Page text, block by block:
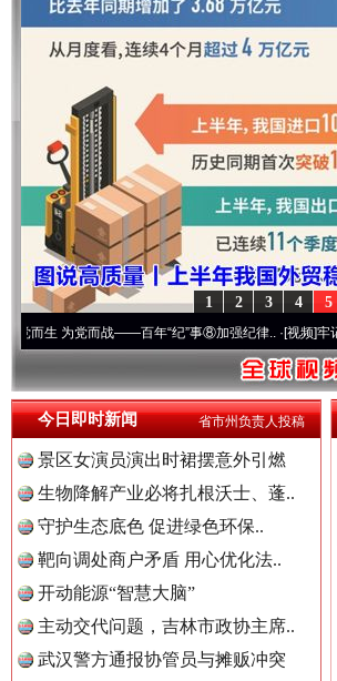
5
4
3
2
1
而战——百年“纪”事⑧加强纪律..·[视频]牢记初心使命
今日即时新闻
景区女演员演出时裙摆意外引燃
生物降解产业必将扎根沃士、蓬..
守护生态底色 促进绿色环保..
靶向调处商户矛盾 用心优化法..
开动能源“智慧大脑”
主动交代问题，吉林市政协主席..
武汉警方通报协管员与摊贩冲突
省市州负责人投稿
世界屋脊 天路回响
红船起航处 潮起向未来